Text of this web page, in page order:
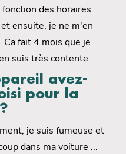
des horaires
ensuite, je ne m'en
Ca fait 4 mois que je
suis très contente.
avez-
pour la
je suis fumeuse et
dans ma voiture ...